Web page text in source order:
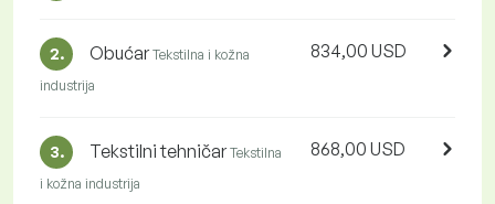
2. Obućar Tekstilna i kožna
industrija
834,00 USD
3. Tekstilni tehničar Tekstilna
i kožna industrija
868,00 USD